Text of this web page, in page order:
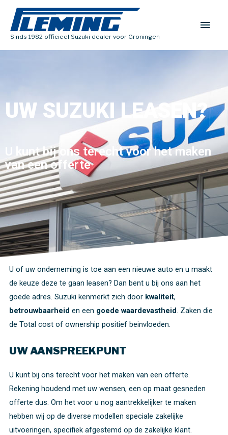
Sinds 1982 officieel Suzuki dealer voor Groningen
UW SUZUKI LEASEN?
U kunt bij ons terecht voor het maken
van een offerte
U of uw onderneming is toe aan een nieuwe auto en u maakt
de keuze deze te gaan leasen? Dan bent u bij ons aan het
goede adres. Suzuki kenmerkt zich door kwaliteit,
betrouwbaarheid en een goede waardevastheid. Zaken die
de Total cost of ownership positief beinvloeden.
UW AANSPREEKPUNT
U kunt bij ons terecht voor het maken van een offerte.
Rekening houdend met uw wensen, een op maat gesneden
offerte dus. Om het voor u nog aantrekkelijker te maken
hebben wij op de diverse modellen speciale zakelijke
uitvoeringen, specifiek afgestemd op de zakelijke klant.